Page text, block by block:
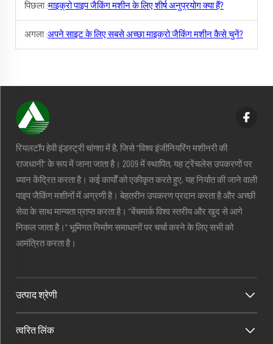
पिछला :माइक्रो पाइप जैकिंग मशीन के लिए शीर्ष अनुप्रयोग क्या हैं?
अगला :अपने साइट के लिए सबसे अच्छा माइक्रो जैकिंग मशीन कैसे चुनें?
रियलटॉप हेवी इंडस्ट्री चांग्शा में है, जिसे "विश्व इंजीनियरिंग मशीनरी की
राजधानी" के रूप में जाना जाता है। 2009 में स्थापित, यह ट्रेंचलेस उपकरणों पर
ध्यान केंद्रित करता है। कई कार्यों को एकीकृत करते हुए, यह निर्यात की जाने वाली
पाइप जैकिंग मशीनों में अग्रणी है। बेहतरीन उपकरण प्रदान करता है और अच्छी
सेवा के साथ मान्यता प्राप्त करता है। "बेंचमार्क विश्व स्तरीय और खुद से आगे
निकल जाता है।" भूमिगत निर्माण समाधानों पर चर्चा करने के लिए सभी को
आमंत्रित करता है।
उत्पाद श्रेणी
त्वरित लिंक